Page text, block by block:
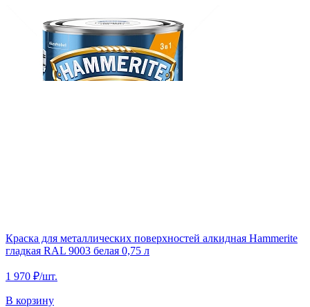
Краска для металлических поверхностей алкидная Hammerite
гладкая RAL 9003 белая 0,75 л
1 970 ₽/шт.
В корзину